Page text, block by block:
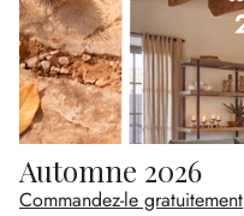
Automne 2026
Commandez-le gratuitement